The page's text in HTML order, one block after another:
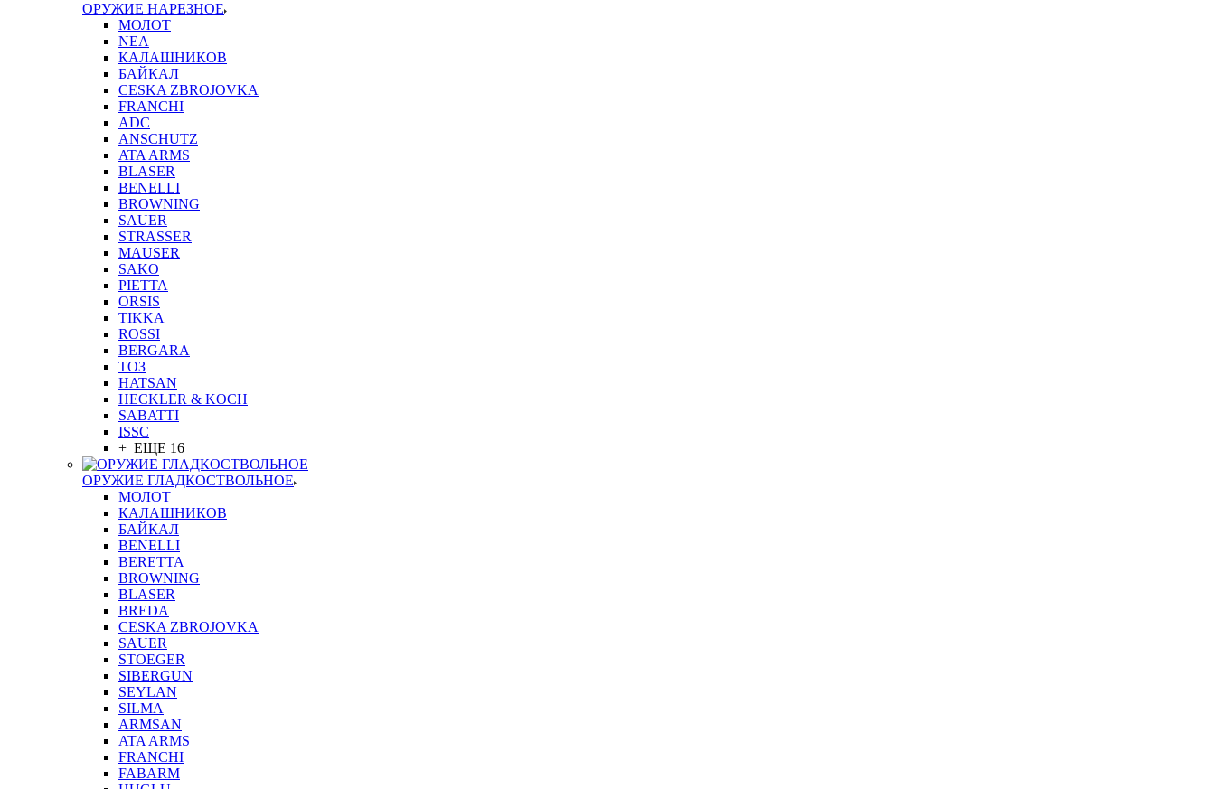
ОРУЖИЕ НАРЕЗНОЕ
МОЛОТ
NEA
КАЛАШНИКОВ
БАЙКАЛ
CESKA ZBROJOVKA
FRANCHI
ADC
ANSCHUTZ
ATA ARMS
BLASER
BENELLI
BROWNING
SAUER
STRASSER
MAUSER
SAKO
PIETTA
ORSIS
TIKKA
ROSSI
BERGARA
ТОЗ
HATSAN
HECKLER & KOCH
SABATTI
ISSC
+ ЕЩЕ 16
ОРУЖИЕ ГЛАДКОСТВОЛЬНОЕ
МОЛОТ
КАЛАШНИКОВ
БАЙКАЛ
BENELLI
BERETTA
BROWNING
BLASER
BREDA
CESKA ZBROJOVKA
SAUER
STOEGER
SIBERGUN
SEYLAN
SILMA
ARMSAN
ATA ARMS
FRANCHI
FABARM